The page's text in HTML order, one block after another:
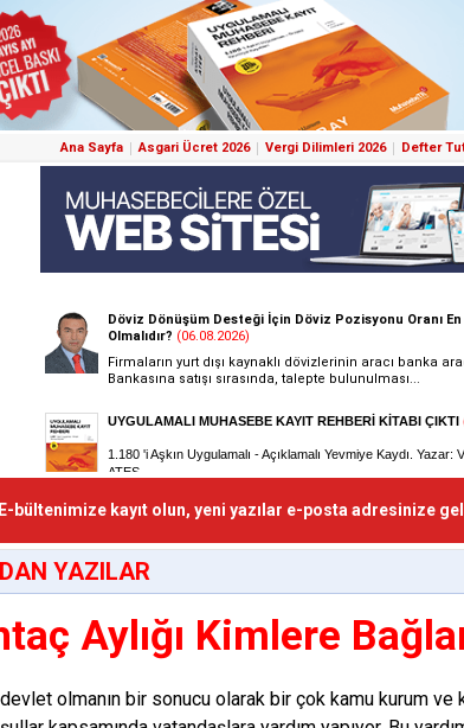
Ana Sayfa Asgari Ücret 2026 Vergi Dilimleri 2026 Defter
bültenimize kayıt olun, yeni yazılar e-posta adresinize
YAZILAR
Aylığı Kimlere
olmanın bir sonucu olarak bir çok kamu kurum ve